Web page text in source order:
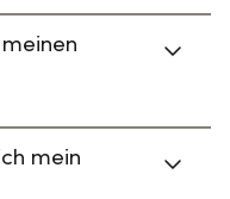
mein